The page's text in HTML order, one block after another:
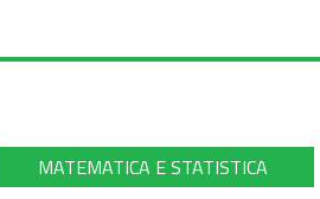
MATEMATICA E STATISTICA